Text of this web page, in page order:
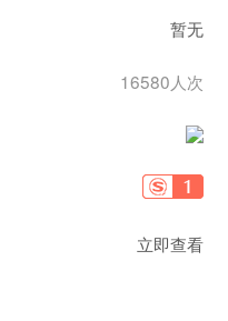
暂无
16580人次
立即查看